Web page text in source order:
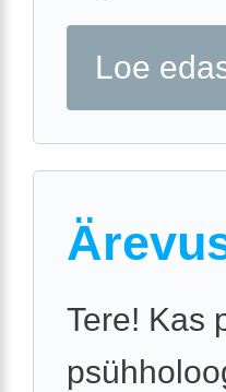
Loe
Tere! Kas